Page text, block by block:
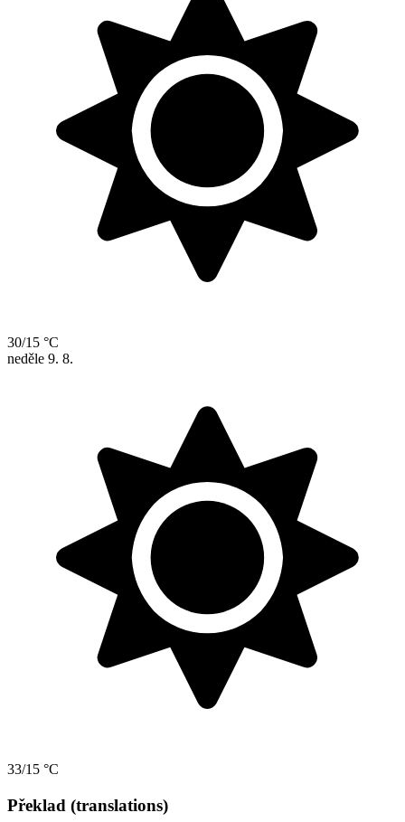
30/15 °C
neděle 9. 8.
33/15 °C
Překlad (translations)